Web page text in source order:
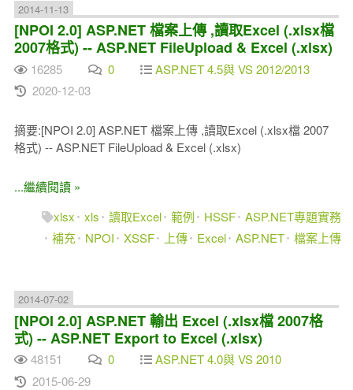
2014-11-13
[NPOI 2.0] ASP.NET 檔案上傳 ,讀取Excel (.xlsx檔
2007格式) -- ASP.NET FileUpload & Excel (.xlsx)
16285 0
ASP.NET 4.5與 VS 2012/2013
2020-12-03
摘要:[NPOI 2.0] ASP.NET 檔案上傳 ,讀取Excel (.xlsx檔 2007
格式) -- ASP.NET FileUpload & Excel (.xlsx)
...繼續閱讀 »
xlsx
xls 讀取Excel 範例 HSSF ASP.NET專題實務
補充
NPOI XSSF 上傳 Excel ASP.NET 檔案上傳
2014-07-02
[NPOI 2.0] ASP.NET 輸出 Excel (.xlsx檔 2007格
式) -- ASP.NET Export to Excel (.xlsx)
48151 0
ASP.NET 4.0與 VS 2010
2015-06-29